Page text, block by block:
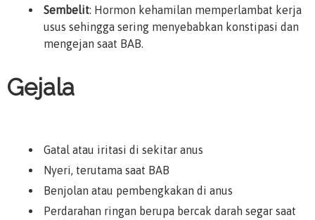
Sembelit: Hormon kehamilan memperlambat kerja
usus sehingga sering menyebabkan konstipasi dan
mengejan saat BAB.
Gejala
Gatal atau iritasi di sekitar anus
Nyeri, terutama saat BAB
Benjolan atau pembengkakan di anus
Perdarahan ringan berupa bercak darah segar saat